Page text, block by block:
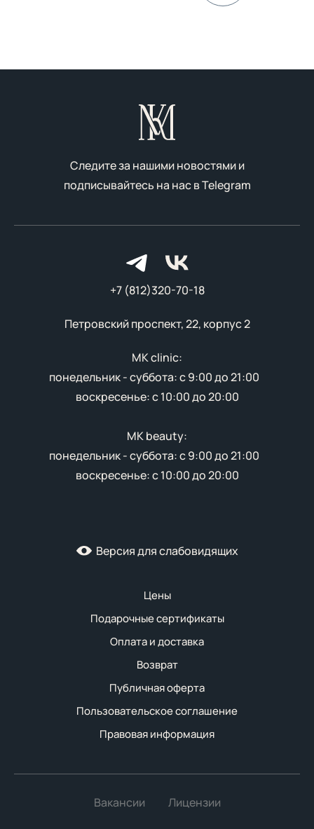
Следите за нашими новостями и
подписывайтесь на нас вTelegram
Цены
Подарочные сертификаты
Оплата и доставка
Возврат
Публичная оферта
Пользовательское соглашение
Правовая информация
+7 (812)320-70-18
Петровский проспект, 22, корпус 2
MK clinic:
понедельник - суббота: с 9:00 до 21:00
воскресенье: с 10:00 до 20:00
MK beauty:
понедельник - суббота: с 9:00 до 21:00
воскресенье: с 10:00 до 20:00
Версия для слабовидящих
Вакансии Лицензии